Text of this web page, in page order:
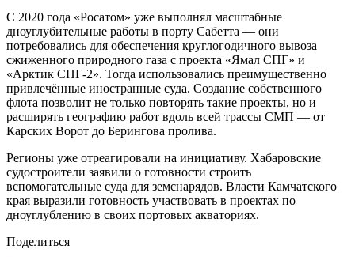
С 2020 года «Росатом» уже выполнял масштабные
дноуглубительные работы в порту Сабетта — они
потребовались для обеспечения круглогодичного вывоза
сжиженного природного газа с проекта «Ямал СПГ» и
«Арктик СПГ-2». Тогда использовались преимущественно
привлечённые иностранные суда. Создание собственного
флота позволит не только повторять такие проекты, но и
расширять географию работ вдоль всей трассы СМП — от
Карских Ворот до Берингова пролива.
Регионы уже отреагировали на инициативу. Хабаровские
судостроители заявили о готовности строить
вспомогательные суда для земснарядов. Власти Камчатского
края выразили готовность участвовать в проектах по
дноуглублению в своих портовых акваториях.
Поделиться